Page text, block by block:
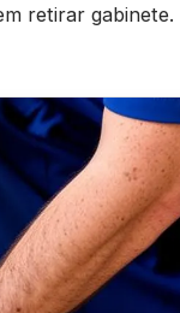
retirar gabinete.